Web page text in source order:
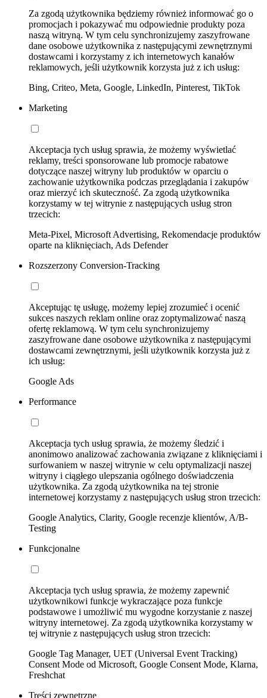
Za zgodą użytkownika będziemy również informować go o
promocjach i pokazywać mu odpowiednie produkty poza
naszą witryną. W tym celu synchronizujemy zaszyfrowane
dane osobowe użytkownika z następującymi zewnętrznymi
dostawcami i korzystamy z ich internetowych kanałów
reklamowych, jeśli użytkownik korzysta już z ich usług:
Bing, Criteo, Meta, Google, LinkedIn, Pinterest, TikTok
Marketing
Akceptacja tych usług sprawia, że możemy wyświetlać
reklamy, treści sponsorowane lub promocje rabatowe
dotyczące naszej witryny lub produktów w oparciu o
zachowanie użytkownika podczas przeglądania i zakupów
oraz mierzyć ich skuteczność. Za zgodą użytkownika
korzystamy w tej witrynie z następujących usług stron
trzecich:
Meta-Pixel, Microsoft Advertising, Rekomendacje produktów
oparte na kliknięciach, Ads Defender
Rozszerzony Conversion-Tracking
Akceptując tę usługę, możemy lepiej zrozumieć i ocenić
sukces naszych reklam online oraz zoptymalizować naszą
ofertę reklamową. W tym celu synchronizujemy
zaszyfrowane dane osobowe użytkownika z następującymi
dostawcami zewnętrznymi, jeśli użytkownik korzysta już z
ich usług:
Google Ads
Performance
Akceptacja tych usług sprawia, że możemy śledzić i
anonimowo analizować zachowania związane z kliknięciami i
surfowaniem w naszej witrynie w celu optymalizacji naszej
witryny i ciągłego ulepszania ogólnego doświadczenia
użytkownika. Za zgodą użytkownika na tej stronie
internetowej korzystamy z następujących usług stron trzecich:
Google Analytics, Clarity, Google recenzje klientów, A/B-
Testing
Funkcjonalne
Akceptacja tych usług sprawia, że możemy zapewnić
użytkownikowi funkcje wykraczające poza funkcje
podstawowe i umożliwić mu wygodne korzystanie z naszej
witryny internetowej. Za zgodą użytkownika korzystamy w
tej witrynie z następujących usług stron trzecich:
Google Tag Manager, UET (Universal Event Tracking)
Consent Mode od Microsoft, Google Consent Mode, Klarna,
Freshchat
Treści zewnętrzne